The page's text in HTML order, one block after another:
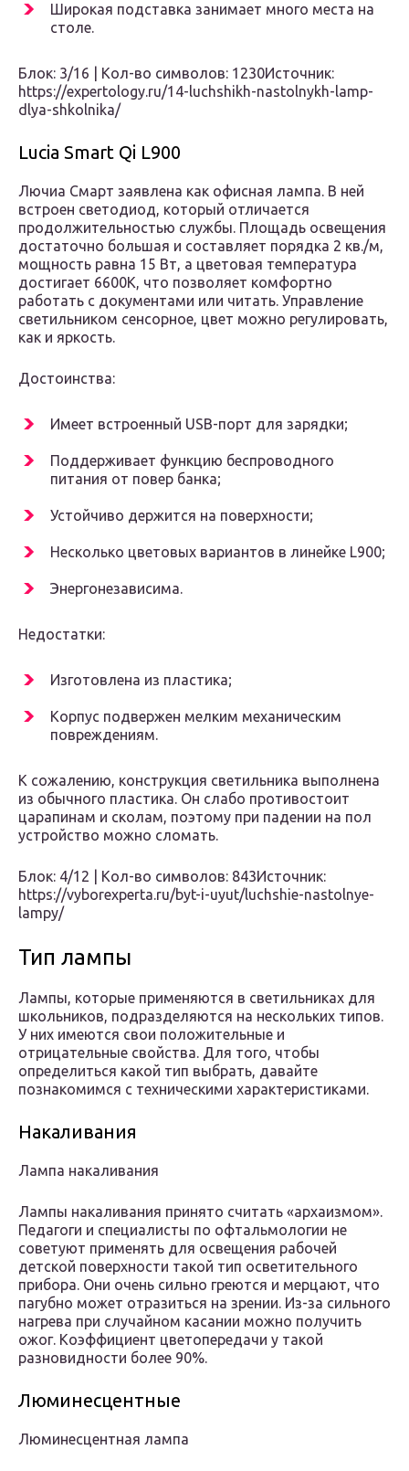
Широкая подставка занимает много места на
столе.
Блок: 3/16 | Кол-во символов: 1230Источник:
https://expertology.ru/14-luchshikh-nastolnykh-lamp-
dlya-shkolnika/
Lucia Smart Qi L900
Лючиа Смарт заявлена как офисная лампа. В ней
встроен светодиод, который отличается
продолжительностью службы. Площадь освещения
достаточно большая и составляет порядка 2 кв./м,
мощность равна 15 Вт, а цветовая температура
достигает 6600К, что позволяет комфортно
работать с документами или читать. Управление
светильником сенсорное, цвет можно регулировать,
как и яркость.
Достоинства:
Имеет встроенный USB-порт для зарядки;
Поддерживает функцию беспроводного
питания от повер банка;
Устойчиво держится на поверхности;
Несколько цветовых вариантов в линейке L900;
Энергонезависима.
Недостатки:
Изготовлена из пластика;
Корпус подвержен мелким механическим
повреждениям.
К сожалению, конструкция светильника выполнена
из обычного пластика. Он слабо противостоит
царапинам и сколам, поэтому при падении на пол
устройство можно сломать.
Блок: 4/12 | Кол-во символов: 843Источник:
https://vyborexperta.ru/byt-i-uyut/luchshie-nastolnye-
lampy/
Тип лампы
Лампы, которые применяются в светильниках для
школьников, подразделяются на нескольких типов.
У них имеются свои положительные и
отрицательные свойства. Для того, чтобы
определиться какой тип выбрать, давайте
познакомимся с техническими характеристиками.
Накаливания
Лампа накаливания
Лампы накаливания принято считать «архаизмом».
Педагоги и специалисты по офтальмологии не
советуют применять для освещения рабочей
детской поверхности такой тип осветительного
прибора. Они очень сильно греются и мерцают, что
пагубно может отразиться на зрении. Из-за сильного
нагрева при случайном касании можно получить
ожог. Коэффициент цветопередачи у такой
разновидности более 90%.
Люминесцентные
Люминесцентная лампа